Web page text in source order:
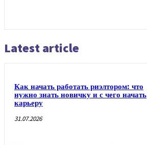
Latest article
Как начать работать риэлтором: что
нужно знать новичку и с чего начать
карьеру
31.07.2026